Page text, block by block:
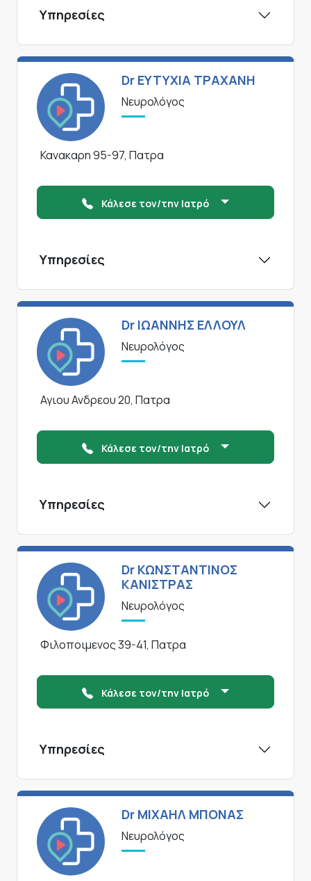
Υπηρεσίες
Dr ΕΥΤΥΧΙΑ ΤΡΑΧΑΝΗ
Νευρολόγος
Κανακαρη 95-97, Πατρα
Κάλεσε τον/την Ιατρό
Υπηρεσίες
Dr ΙΩΑΝΝΗΣ ΕΛΛΟΥΛ
Νευρολόγος
Αγιου Ανδρεου 20, Πατρα
Κάλεσε τον/την Ιατρό
Υπηρεσίες
Dr ΚΩΝΣΤΑΝΤΙΝΟΣ
ΚΑΝΙΣΤΡΑΣ
Νευρολόγος
Φιλοποιμενος 39-41, Πατρα
Κάλεσε τον/την Ιατρό
Υπηρεσίες
Dr ΜΙΧΑΗΛ ΜΠΟΝΑΣ
Νευρολόγος